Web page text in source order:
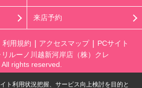
来店予約
利用規約 アクセスマップ
PCサイト
ルーノ川越新河岸店（株）クレ
All rights reserved.
ト利用状況把握、サービス向上検討を目的と